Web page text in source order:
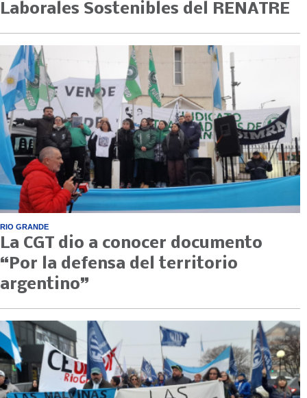
Laborales Sostenibles del RENATRE
RIO GRANDE
La CGT dio a conocer documento
“Por la defensa del territorio
argentino”